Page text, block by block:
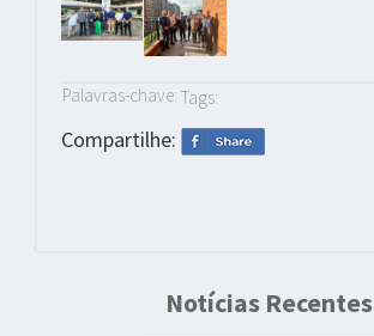
Palavras-chave: Tags:
Compartilhe:
Notícias Recentes